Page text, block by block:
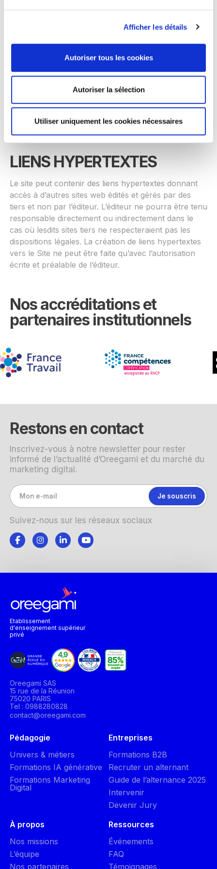
Afficher les détails
Autoriser tous les cookies
Autoriser la sélection
Utiliser uniquement les cookies nécessaires
renonciations aux poursuites.
Seule l’utilisation pour un usage privé dans un cercle
de famille est autorisée et toute autre utilisation est
constitutive de contrefaçon et/ou d’atteinte aux droits
Intellectuelle.
l’autorisation préalable de l’éditeur ou du titulaire des
droits sur ce contenu.
LIENS HYPERTEXTES
Le site peut contenir des liens hypertextes donnant
accès à d’autres sites web édités et gérés par des
tiers et non par l’éditeur. L’éditeur ne pourra être tenu
responsable directement ou indirectement dans le
cas où lesdits sites tiers ne respecteraient pas les
dispositions légales. La création de liens hypertextes
vers le Site ne peut être faite qu’avec l’autorisation
écrite et préalable de l’éditeur.
Nos accréditations et
partenaires institutionnels
Restons en contact
Inscrivez-vous à notre newsletter pour rester
informé de l’actualité d’Oreegami et du marché du
marketing digital.
Suivez-nous sur les réseaux sociaux
Etablissement
d'enseignement supérieur
privé
Oreegami SAS
15 rue de la Réunion
75020 PARIS
Tel : 0988280828
contact@oreegami.com
Pédagogie
Univers & métiers
Formations IA générative
Formations Marketing
Digital
Entreprises
Formations B2B
Recruter un alternant
Guide de l’alternance 2025
Intervenir
Devenir Jury
À propos
Nos missions
L’équipe
Nos partenaires
Ressources
Événements
FAQ
Témoignages